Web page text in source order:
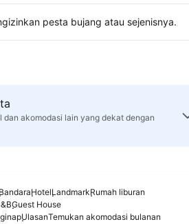
pesta bujang atau sejenisnya.
akomodasi lain yang dekat dengan
BandaraHotelLandmarkRumah liburan
Guest House
UlasanTemukan akomodasi bulanan